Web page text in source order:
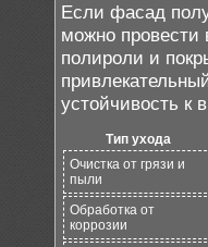
Если фасад
можно провести
полироли и
устойчивость к
Тип ухода
Очистка от грязи и
пыли
Обработка от
коррозии